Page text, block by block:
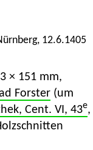
12.6.1405
× 151 mm,
Forster(um
Cent. VI, 43e,